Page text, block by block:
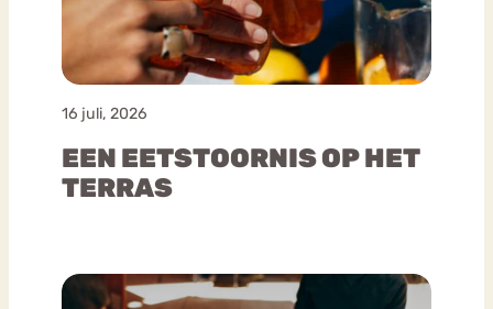
16 juli, 2026
EEN EETSTOORNIS OP HET
TERRAS